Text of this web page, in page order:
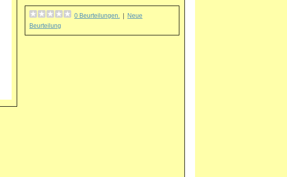
0 Beurteilungen.
Neue
Beurteilung